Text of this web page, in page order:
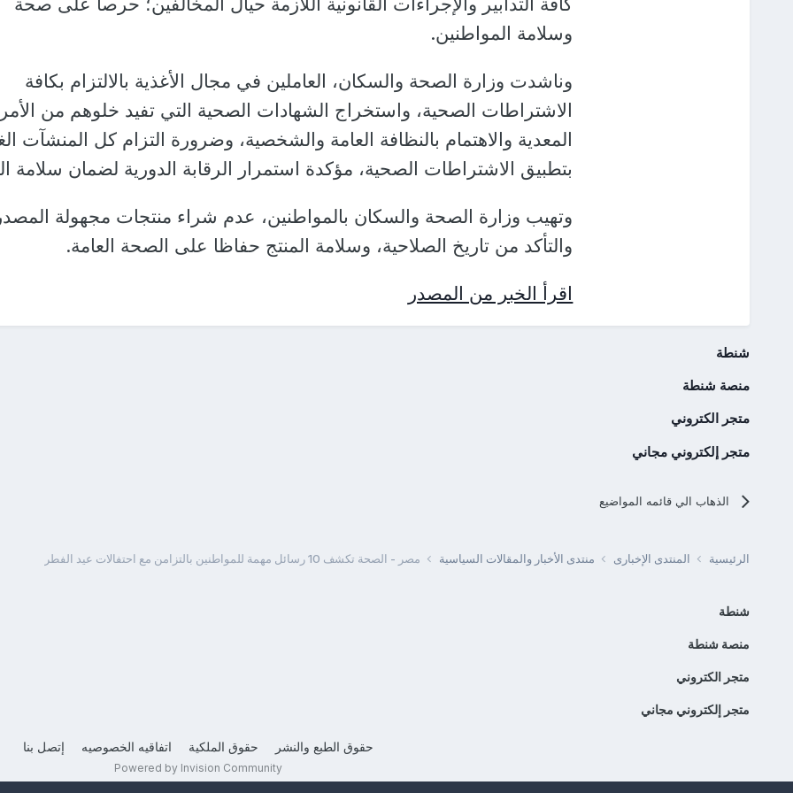
وسلامة المواطنين.
وناشدت وزارة الصحة والسكان، العاملين في مجال الأغذية بالالتزام بكافة
الاشتراطات الصحية، واستخراج الشهادات الصحية التي تفيد خلوهم من
المعدية والاهتمام بالنظافة العامة والشخصية، وضرورة التزام كل المنشآت
بتطبيق الاشتراطات الصحية، مؤكدة استمرار الرقابة الدورية لضمان سلامة
وتهيب وزارة الصحة والسكان بالمواطنين، عدم شراء منتجات مجهولة
والتأكد من تاريخ الصلاحية، وسلامة المنتج حفاظا على الصحة العامة.
اقرأ الخبر من المصدر
شنطة
منصة شنطة
متجر الكتروني
متجر إلكتروني مجاني
الذهاب الي قائمه المواضيع
الرئيسية المنتدى الإخبارى منتدى الأخبار والمقالات السياسية مصر - الصحة تكشف 10 رسائل مهمة للمواطنين بالتزامن مع احتفالات عيد الفطر
شنطة
منصة شنطة
متجر الكتروني
متجر إلكتروني مجاني
حقوق الطبع والنشر حقوق الملكية اتفاقيه الخصوصيه إتصل بنا
Powered by Invision Community